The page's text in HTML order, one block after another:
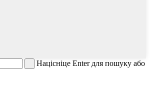
Націсніце Enter для пошуку або